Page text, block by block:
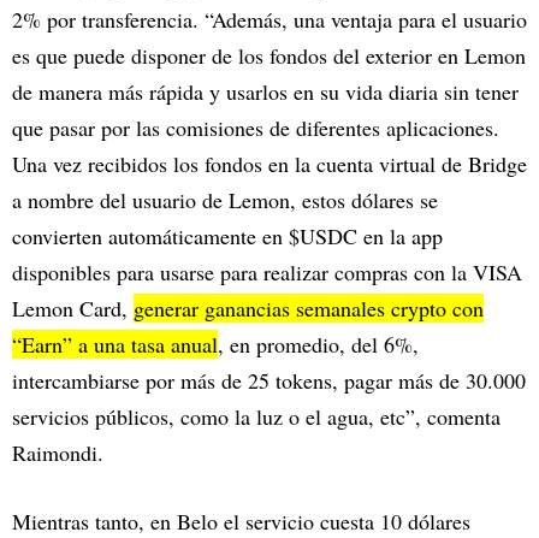
2% por transferencia. “Además, una ventaja para el usuario
es que puede disponer de los fondos del exterior en Lemon
de manera más rápida y usarlos en su vida diaria sin tener
que pasar por las comisiones de diferentes aplicaciones.
Una vez recibidos los fondos en la cuenta virtual de Bridge
a nombre del usuario de Lemon, estos dólares se
convierten automáticamente en $USDC en la app
disponibles para usarse para realizar compras con la VISA
Lemon Card, generar ganancias semanales crypto con
“Earn” a una tasa anual, en promedio, del 6%,
intercambiarse por más de 25 tokens, pagar más de 30.000
servicios públicos, como la luz o el agua, etc”, comenta
Raimondi.
Mientras tanto, en Belo el servicio cuesta 10 dólares